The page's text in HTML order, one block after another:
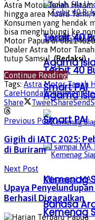
Terbit 40
Agama
Smart PAI
Kemenag
Bahasa
Terbit 40
Agama
Smart PAI
Kemenag
Astra Motor Tanah
hingga area Muara
Konsumen yang hendak
bisa menghubungi ke
Motor Papua di
Dealer Astra Motor
tutup Samsul.(Redaksi)
Continue Reading
Tags: Astra Motor Tanah
CareHondakonsumen
Share
TweetShareSend
Previous Post
Gigih di IATC 2025:
di Buriram
Next Post
Upaya Penyelundupan
Berhasil Digagalkan